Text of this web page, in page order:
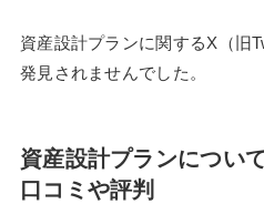
資産設計プランに関するX（旧
発見されませんでした。
資産設計プランについ
口コミや評判